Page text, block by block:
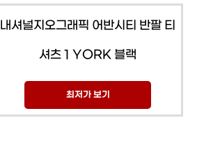
내셔널지오그래픽 어반시티 반팔 티
셔츠 1 YORK 블랙
최저가 보기